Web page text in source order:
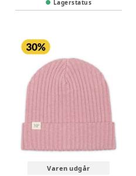
Lagerstatus
Varen udgår